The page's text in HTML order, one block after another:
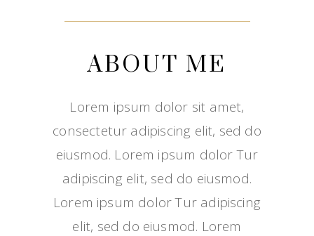
ABOUT ME
Lorem ipsum dolor sit amet,
consectetur adipiscing elit, sed do
eiusmod. Lorem ipsum dolor Tur
adipiscing elit, sed do eiusmod.
Lorem ipsum dolor Tur adipiscing
elit, sed do eiusmod. Lorem